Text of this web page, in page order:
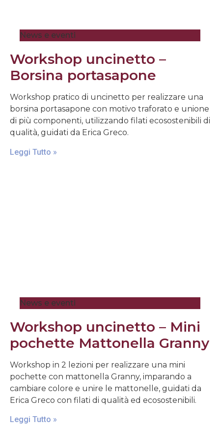
News e eventi
Workshop uncinetto –
Borsina portasapone
Workshop pratico di uncinetto per realizzare una
borsina portasapone con motivo traforato e unione
di più componenti, utilizzando filati ecosostenibili di
qualità, guidati da Erica Greco.
Leggi Tutto »
News e eventi
Workshop uncinetto – Mini
pochette Mattonella Granny
Workshop in 2 lezioni per realizzare una mini
pochette con mattonella Granny, imparando a
cambiare colore e unire le mattonelle, guidati da
Erica Greco con filati di qualità ed ecosostenibili.
Leggi Tutto »